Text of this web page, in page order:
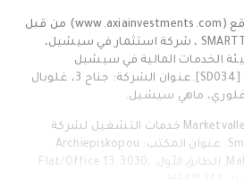
تفاصيل الشركة: يشغّل موقع (www.axiainvestments.com) من قبل
SMARTTTOOL TRADING SC LIMITED ، شركة استثمار في سيشيل،
الخدمات المالية في سيشيل
(FSA) بموجب رقم الترخيص [SD034].عنوان الشركة: جناح 3، غلوبال
ماهي سيشيل.
توفر الشركة الشريكة Marketvalley Ltd خدمات التشغيل لشركة
Smarttool Trading SC Limited. عنوان المكتب: Archiepiskopou
Makariou III, 198 Marinos Court, الطابق الأول, Flat/Office 13, 3030,